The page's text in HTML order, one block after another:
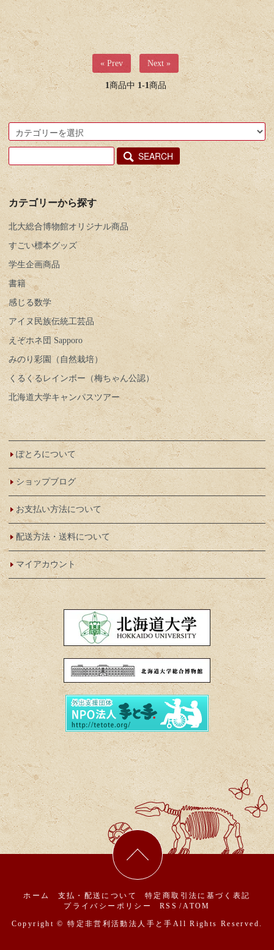
« Prev Next »
1商品中 1-1商品
SEARCH
カテゴリーから探す
北大総合博物館オリジナル商品
すごい標本グッズ
学生企画商品
書籍
感じる数学
アイヌ民族伝統工芸品
えぞホネ団 Sapporo
みのり彩園（自然栽培）
くるくるレインボー（梅ちゃん公認）
北海道大学キャンパスツアー
ぽとろについて
ショップブログ
お支払い方法について
配送方法・送料について
マイアカウント
ホーム 支払・配送について
特定商取引法に基づく表記
プライバシーポリシー
RSS /ATOM
Copyright © 特定非営利活動法人手と手 All Rights Reserved.